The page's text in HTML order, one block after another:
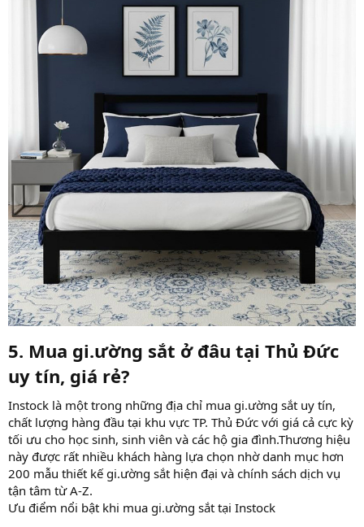
5. Mua gi.ường sắt ở đâu tại Thủ Đức
uy tín, giá rẻ?
Instock là một trong những địa chỉ mua gi.ường sắt uy tín,
chất lượng hàng đầu tại khu vực TP. Thủ Đức với giá cả cực kỳ
tối ưu cho học sinh, sinh viên và các hộ gia đình.Thương hiệu
này được rất nhiều khách hàng lựa chọn nhờ danh mục hơn
200 mẫu thiết kế gi.ường sắt hiện đại và chính sách dịch vụ
tận tâm từ A-Z.
Ưu điểm nổi bật khi mua gi.ường sắt tại Instock